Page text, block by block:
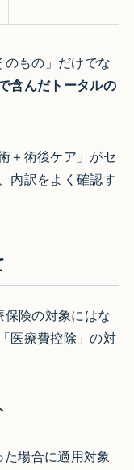
のもの」だけでな
含んだトータルの
＋術後ケア」がセ
内訳をよく確認す
険の対象にはな
医療費控除」の対
場合に適用対象